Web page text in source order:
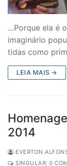
…Porque ela é
imaginário
tidas como
LEIA MAIS →
2014
EVERTON
SINGULAR: 0